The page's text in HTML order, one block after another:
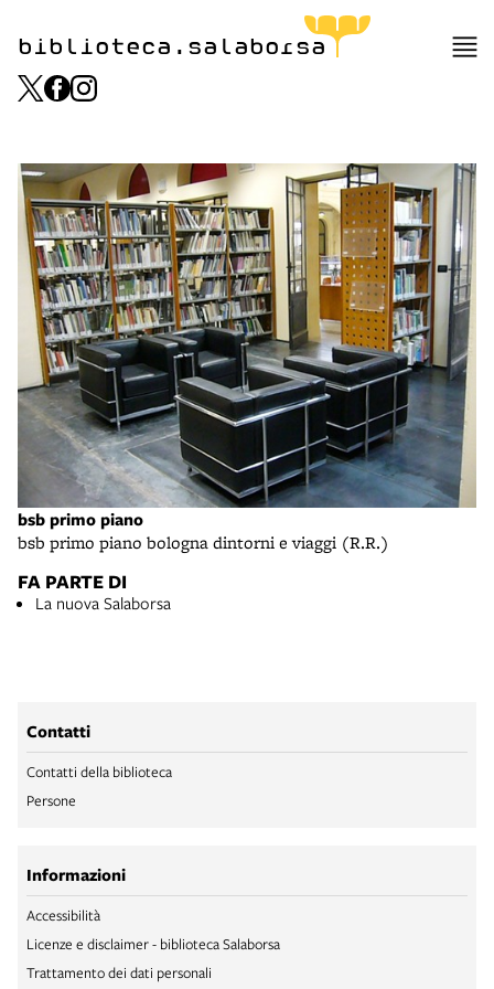
biblioteca.salaborsa
bsb primo piano
bsb primo piano bologna dintorni e viaggi (R.R.)
FA PARTE DI
La nuova Salaborsa
Contatti
Contatti della biblioteca
Persone
Informazioni
Accessibilità
Licenze e disclaimer - biblioteca Salaborsa
Trattamento dei dati personali